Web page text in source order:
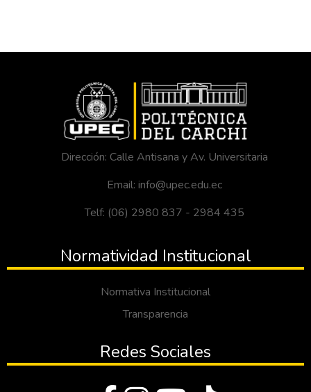
Dirección: Calle Antisana y Av. Universitaria
Email: info@upec.edu.ec
Telf: (06) 2980 837 - 2984 435
Normatividad Institucional
Normativa Institucional
Transparencia
Redes Sociales